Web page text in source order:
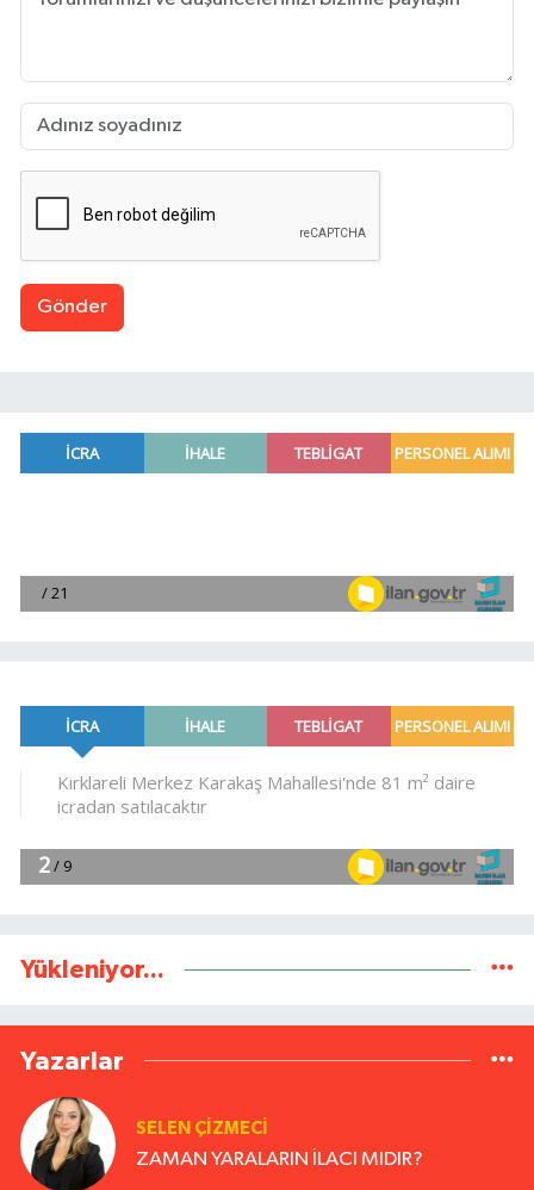
Gönder
Yükleniyor...
Yazarlar
SELEN ÇİZMECİ
ZAMAN YARALARIN İLACI MIDIR?